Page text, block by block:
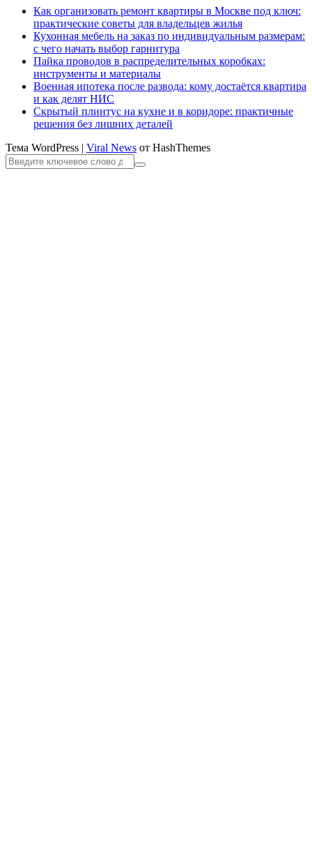
Как организовать ремонт квартиры в Москве под ключ:
практические советы для владельцев жилья
Кухонная мебель на заказ по индивидуальным размерам:
с чего начать выбор гарнитура
Пайка проводов в распределительных коробках:
инструменты и материалы
Военная ипотека после развода: кому достаётся квартира
и как делят НИС
Скрытый плинтус на кухне и в коридоре: практичные
решения без лишних деталей
Тема WordPress | Viral News от HashThemes